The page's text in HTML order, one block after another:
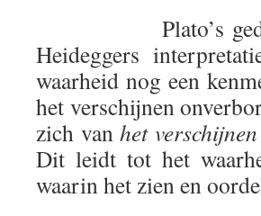
Plato’s
Heideggers
waarheid nog een
het verschijnen
zich vanhet
Dit leidt tot het
waarin het zien en